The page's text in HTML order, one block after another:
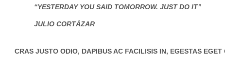
“YESTERDAY YOU SAID TOMORROW. JUST DO IT”
JULIO CORTÁZAR
CRAS JUSTO ODIO, DAPIBUS AC FACILISIS IN, EGESTAS